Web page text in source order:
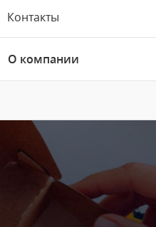
Контакты
О компании